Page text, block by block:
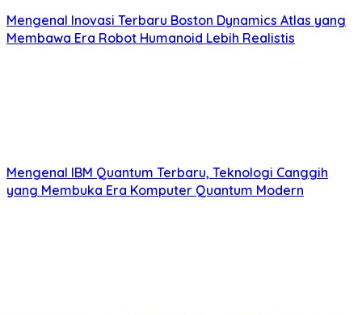
Mengenal Inovasi Terbaru Boston Dynamics Atlas yang
Membawa Era Robot Humanoid Lebih Realistis
Mengenal IBM Quantum Terbaru, Teknologi Canggih
yang Membuka Era Komputer Quantum Modern